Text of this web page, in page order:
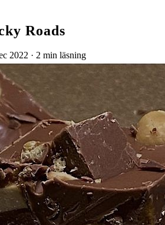
Roads
2022 · 2 min läsning